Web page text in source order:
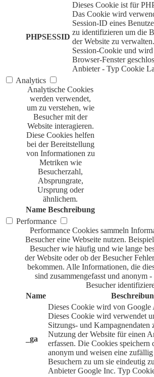
PHPSESSID
Dieses Cookie ist für
Das Cookie wird
Session-ID eines
zu identifizieren um die
der Website zu
Session-Cookie und
Browser-Fenster
Anbieter - Typ Cookie
Analytics
Analytische Cookies
werden verwendet,
um zu verstehen, wie
Besucher mit der
Website interagieren.
Diese Cookies helfen
bei der Bereitstellung
von Informationen zu
Metriken wie
Besucherzahl,
Absprungrate,
Ursprung oder
ähnlichem.
Name Beschreibung
Performance
Performance Cookies sammeln
Besucher eine Webseite nutzen.
Besucher wie häufig und wie lange
der Website oder ob der Besucher
bekommen. Alle Informationen, die
sind zusammengefasst und anonym
Besucher
Name
_ga
Dieses Cookie wird von Google
Dieses Cookie wird verwendet
Sitzungs- und Kampagnendaten
Nutzung der Website für einen
erfassen. Die Cookies speichern
anonym und weisen eine
Besuchern zu um sie eindeutig
Anbieter Google Inc. Typ